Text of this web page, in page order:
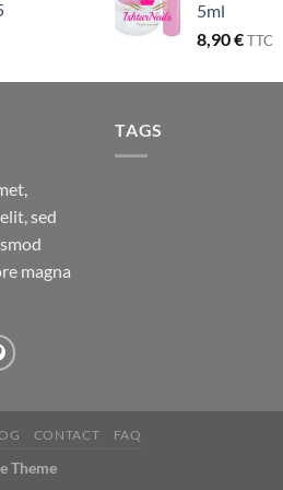
5ml
8,90€TTC
sed
magna
TAGS
CONTACT FAQ
Theme